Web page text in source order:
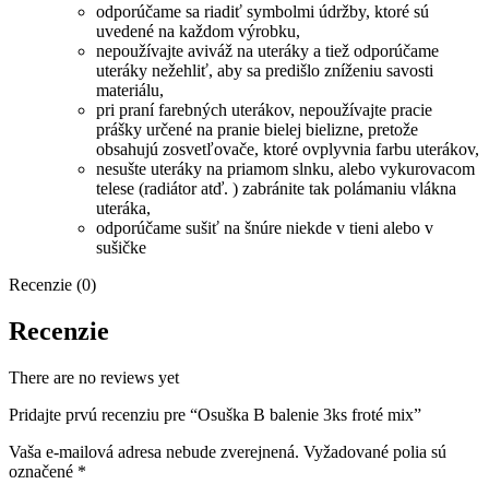
odporúčame sa riadiť symbolmi údržby, ktoré sú
uvedené na každom výrobku,
nepoužívajte aviváž na uteráky a tiež odporúčame
uteráky nežehliť, aby sa predišlo zníženiu savosti
materiálu,
pri praní farebných uterákov, nepoužívajte pracie
prášky určené na pranie bielej bielizne, pretože
obsahujú zosvetľovače, ktoré ovplyvnia farbu uterákov,
nesušte uteráky na priamom slnku, alebo vykurovacom
telese (radiátor atď. ) zabránite tak polámaniu vlákna
uteráka,
odporúčame sušiť na šnúre niekde v tieni alebo v
sušičke
Recenzie (0)
Recenzie
There are no reviews yet
Pridajte prvú recenziu pre “Osuška B balenie 3ks froté mix”
Vaša e-mailová adresa nebude zverejnená. Vyžadované polia sú
označené *